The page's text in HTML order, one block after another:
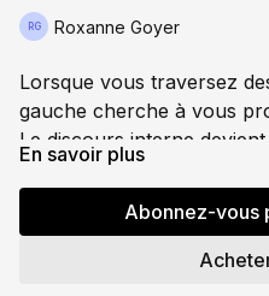
Roxanne Goyer
Lorsque vous traversez
gauche cherche à vous
Le discours interne
arriver », « Tout s'effondre »
Ce signal de danger
surrénales à produire du
êtes physiologiquement
En savoir plus
Abonnez-vous